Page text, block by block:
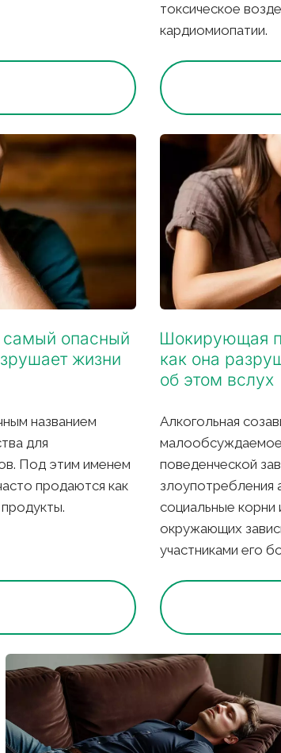
токсическое
кардиомиопатии.
самый опасный
жизни
названием
для
Под этим именем
продаются как
Шокирующая
как она
об этом вслух
Алкогольная
малообсуждаемое
поведенческой
злоупотребления
социальные корни
окружающих
участниками его